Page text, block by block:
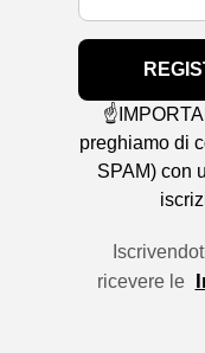
preghiamo di
SPAM) con
ricevere le